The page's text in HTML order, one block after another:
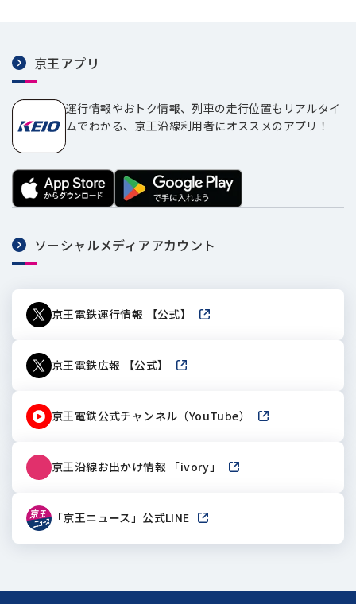
京王アプリ
運行情報やおトク情報、列車の走行位置もリアルタイ
ムでわかる、京王沿線利用者にオススメのアプリ！
ソーシャルメディアアカウント
京王電鉄運行情報 【公式】 新しいウィンドウで開きます
京王電鉄広報 【公式】 新しいウィンドウで開きます
京王電鉄公式チャンネル（YouTube） 新しいウィンドウ
京王沿線お出かけ情報 「ivory」 新しいウィンドウで開き
「京王ニュース」公式LINE 新しいウィンドウで開きます